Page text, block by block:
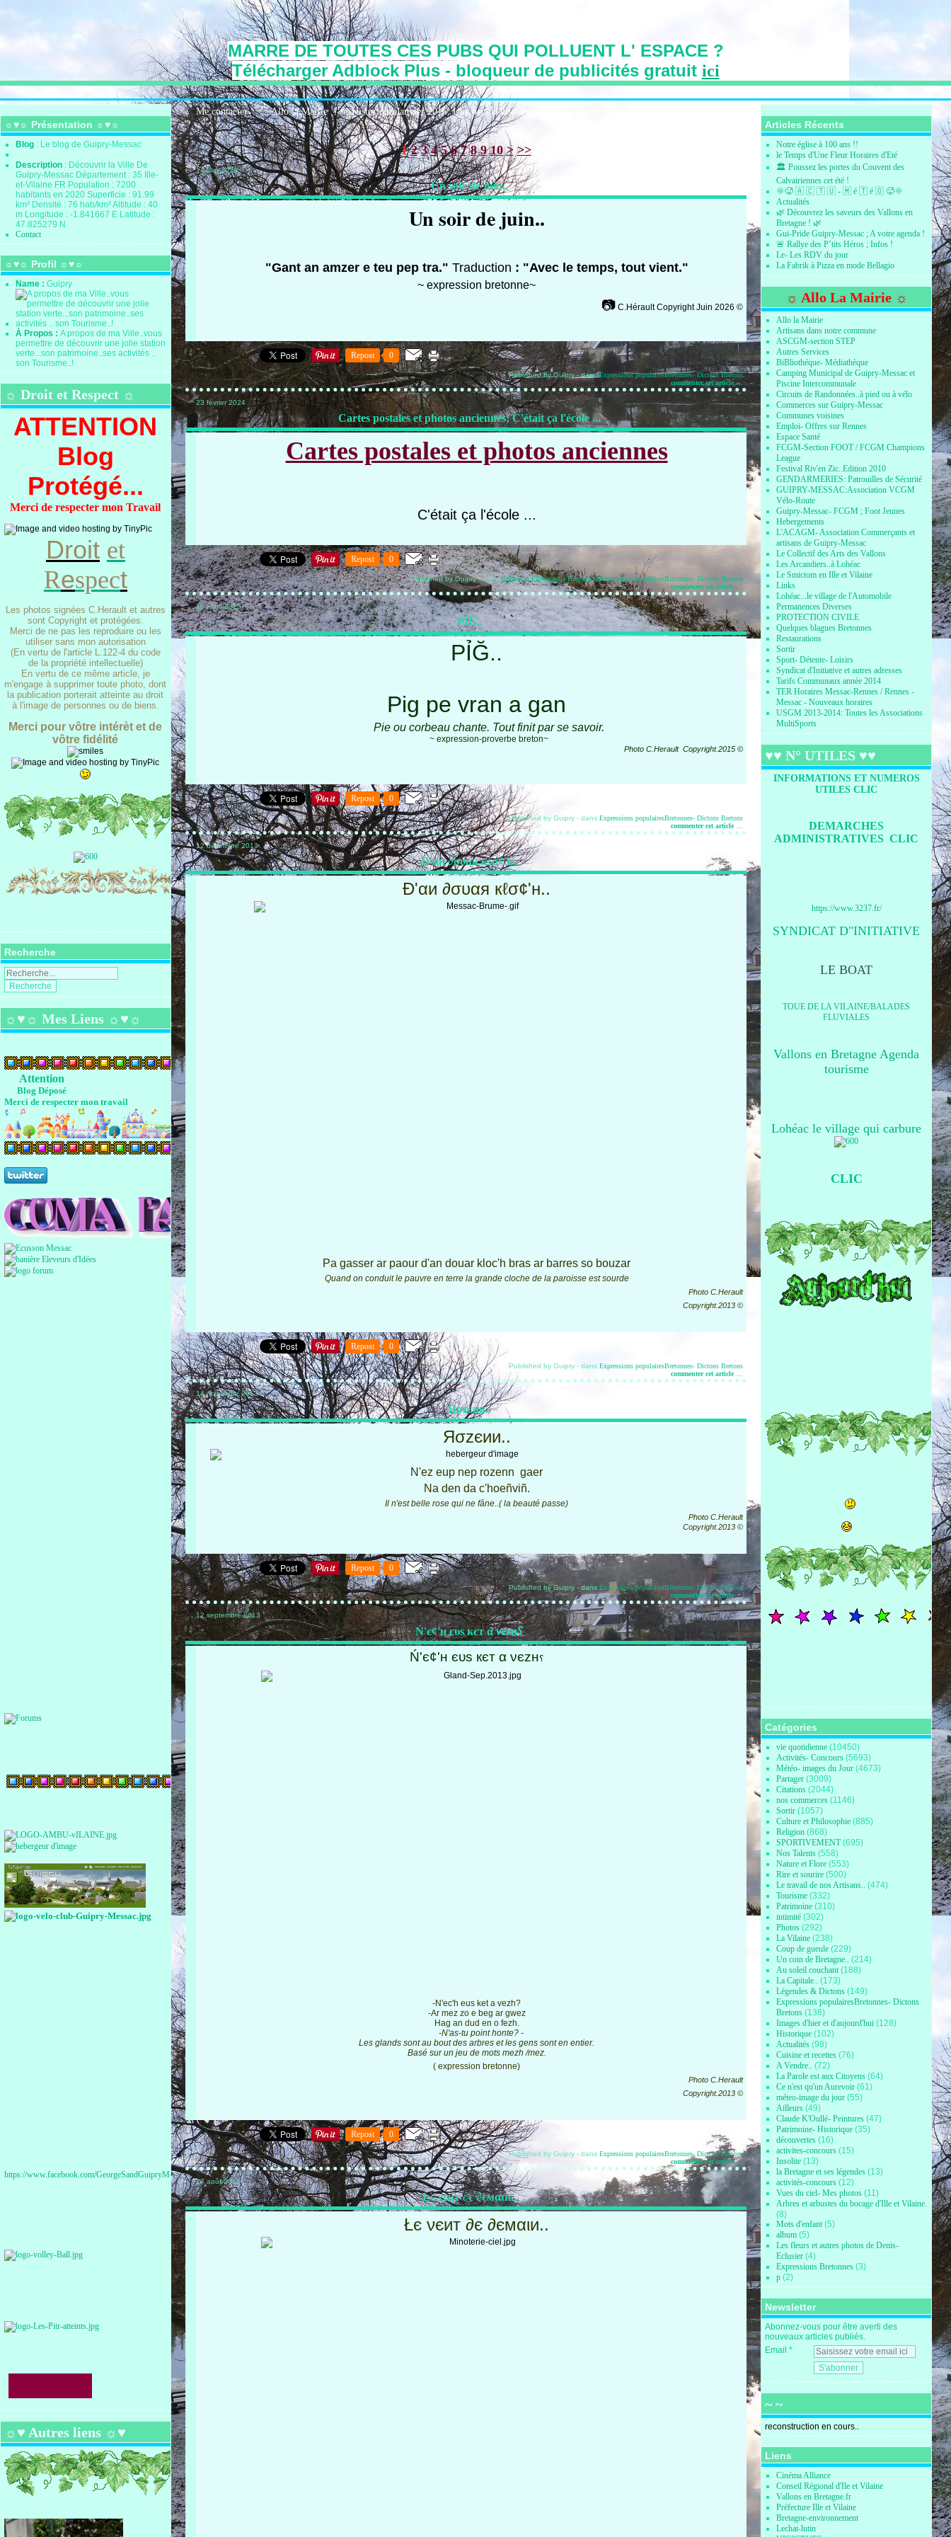
MARRE DE TOUTES CES PUBS QUI POLLUENT L' ESPACE ?
Télécharger Adblock Plus - bloqueur de publicités gratuit ici
☼♥☼ Présentation ☼♥☼
Blog : Le blog de Guipry-Messac
Description : Découvrir la Ville De
Guipry-Messac Département : 35 Ille-
et-Vilaine FR Population : 7200
habitants en 2020 Superficie : 91.99
km² Densité : 76 hab/km² Altitude : 40
m Longitude : -1.841667 E Latitude :
47.825279 N
Contact
☼♥☼ Profil ☼♥☼
Name :Guipry
À Propos :A propos de ma Ville..vous
permettre de découvrir une jolie station
verte...son patrimoine..ses activités ..
son Tourisme..!
☼ Droit et Respect ☼
ATTENTION
Blog
Protégé...
Merci de respecter mon Travail
Droit et
Respect
Les photos signées C.Herault et autres
sont Copyright et protégées.
Merci de ne pas les reproduire ou les
utiliser sans mon autorisation
(En vertu de l'article L.122-4 du code
de la propriété intellectuelle)
En vertu de ce même article, je
m'engage à supprimer toute photo, dont
la publication porterait atteinte au droit
à l'image de personnes ou de biens.
Merci pour vôtre intérèt et de
vôtre fidélité
Recherche
☼♥☼ Mes Liens ☼♥☼
Attention
Blog Déposé
Merci de respecter mon travail
https://www.facebook.com/GeorgeSandGuipryMessac
☼♥ Autres liens ☼♥
Me contacter Allo la Mairie Historique:Janvier 2016: Une page d'histoire
1 2 3 4 5 6 7 8 9 10 > >>
1 juillet 2026
Un soir de juin..
Un soir de juin..
"Gant an amzer e teu pep tra." Traduction : "Avec le temps, tout vient."
~ expression bretonne~
📷 C.Hérault Copyright Juin 2026 ©
Repost 0
Published by Guipry -dansExpressions populairesBretonnes- Dictons Bretons
commenter cet article…
23 février 2024
Cartes postales et photos anciennes; C'était ça l'école ...
Cartes postales et photos anciennes
C'était ça l'école ...
Repost 0
Published by Guipry -dansCulture et Philosophie Historique Expressions populairesBretonnes- Dictons Bretons
commenter cet article
18 mars 2015
РỈĞ..
РỈĞ..
Pig pe vran a gan
Pie ou corbeau chante. Tout finit par se savoir.
~ expression-proverbe breton~
Photo C.Herault Copyright.2015 ©
Repost 0
Published by Guipry - dansExpressions populairesBretonnes- Dictons Bretons
commenter cet article
12 décembre 2013
Đ'αи ∂συαя кℓσ¢'н..
Đ'αи ∂συαя кℓσ¢'н..
Pa gasser ar paour d'an douar kloc'h bras ar barres so bouzar
Quand on conduit le pauvre en terre la grande cloche de la paroisse est sourde
Photo C.Herault
Copyright.2013 ©
Repost 0
Published by Guipry - dansExpressions populairesBretonnes- Dictons Bretons
commenter cet article
14 novembre 2013
Яσzєии..
Яσzєии..
N'ez eup nep rozenn gaer
Na den da c'hoeñviñ.
Il n'est belle rose qui ne fâne..( la beauté passe)
Photo C.Herault
Copyright.2013 ©
Repost 0
Published by Guipry - dansExpressions populairesBretonnes- Dictons Bretons
commenter cet article…
12 septembre 2013
Ń'є¢'н єυѕ кєт α νєzн؟
Ń'є¢'н єυѕ кєт α νєzн؟
-N'ec'h eus ket a vezh?
-Ar mez zo e beg ar gwez
Hag an dud en o fezh.
-N'as-tu point honte? -
Les glands sont au bout des arbres et les gens sont en entier.
Basé sur un jeu de mots mezh /mez.
( expression bretonne)
Photo C.Herault
Copyright.2013 ©
Repost 0
Published by Guipry - dansExpressions populairesBretonnes- Dictons Bretons
commenter cet article…
17 août 2013
Łє νєит ∂є ∂ємαιи..
Łє νєит ∂є ∂ємαιи..
Articles Récents
Notre église à 100 ans !!
le Temps d'Une Fleur Horaires d'Eté
🏛️ Poussez les portes du Couvent des
Calvairiennes cet été !
🌞🥵 🇦 🇨 🇹 🇺 - 🇲 é 🇹 é 🇴 🥵🌞
Actualités
🌿 Découvrez les saveurs des Vallons en
Bretagne ! 🌿
Gui-Pride Guipry-Messac ; A votre agenda !
🚨 Rallye des P’tits Héros ; Infos !
Le- Les RDV du jour
La Fabrik à Pizza en mode Bellagio
☼ Allo La Mairie ☼
Allo la Mairie
Artisans dans notre commune
ASCGM-section STEP
Autres Services
BiBliothéque- Médiathèque
Camping Municipal de Guipry-Messac et
Piscine Intercommunale
Circuits de Randonnées..à pied ou à vélo
Commerces sur Guipry-Messac
Communes voisines
Emploi- Offres sur Rennes
Espace Santé
FCGM-Section FOOT / FCGM Champions
League
Festival Riv'en Zic..Edition 2010
GENDARMERIES: Patrouilles de Sécurité
GUIPRY-MESSAC:Association VCGM
Vélo-Route
Guipry-Messac- FCGM ; Foot Jeunes
Hebergements
L'ACAGM- Association Commerçants et
artisans de Guipry-Messac
Le Collectif des Arts des Vallons
Les Arcandiers..à Lohéac
Le Smictom en Ille et Vilaine
Links
Lohéac...le village de l'Automobile
Permanences Diverses
PROTECTION CIVILE
Quelques blagues Bretonnes
Restaurations
Sortir
Sport- Détente- Loisirs
Syndicat d'Initiative et autres adresses
Tarifs Communaux année 2014
TER Horaires Messac-Rennes / Rennes -
Messac - Nouveaux horaires
USGM 2013-2014: Toutes les Associations
MultiSports
♥♥ N° UTILES ♥♥
INFORMATIONS ET NUMEROS
UTILES CLIC
DEMARCHES
ADMINISTRATIVES CLIC
https://www.3237.fr/
SYNDICAT D"INITIATIVE
LE BOAT
TOUE DE LA VILAINE/BALADES
FLUVIALES
Vallons en Bretagne Agenda
tourisme
Lohéac le village qui carbure
CLIC
Catégories
vie quotidienne (10450)
Activités- Concours (5693)
Météo- images du Jour (4673)
Partager (3009)
Citations (2044)
nos commerces (1146)
Sortir (1057)
Culture et Philosophie (885)
Religion (868)
SPORTIVEMENT(695)
Nos Talents (558)
Nature et Flore (553)
Rire et sourire (500)
Le travail de nos Artisans.. (474)
Tourisme (332)
Patrimoine (310)
intimité (302)
Photos (292)
La Vilaine (238)
Coup de gueule (229)
Un coin de Bretagne.. (214)
Au soleil couchant (188)
La Capitale.. (173)
Légendes & Dictons (149)
Expressions populairesBretonnes- Dictons
Bretons (138)
Images d'hier et d'aujourd'hui (128)
Historique (102)
Actualités (98)
Cuisine et recettes (76)
A Vendre.. (72)
La Parole est aux Citoyens (64)
Ce n'est qu'un Aurevoir (61)
méteo-image du jour (55)
Ailleurs (49)
Claude K'Oullé- Peintures (47)
Patrimoine- Historique (35)
découvertes (16)
activites-concours (15)
Insolite (13)
la Bretagne et ses légendes (13)
activités-concours (12)
Vues du ciel- Mes photos (11)
Arbres et arbustes du bocage d'Ille et Vilaine.
(8)
Mots d'enfant (5)
album (5)
Les fleurs et autres photos de Denis-
Eclusier (4)
Expressions Bretonnes (3)
p (2)
Newsletter
Abonnez-vous pour être averti des
nouveaux articles publiés.
Email
~ ~
reconstruction en cours..
Liens
Cinéma Alliance
Conseil Régional d'Ile et Vilaine
Vallons en Bretagne.fr
Préfecture Ille et Vilaine
Bretagne-environnement
Lechat-lutin